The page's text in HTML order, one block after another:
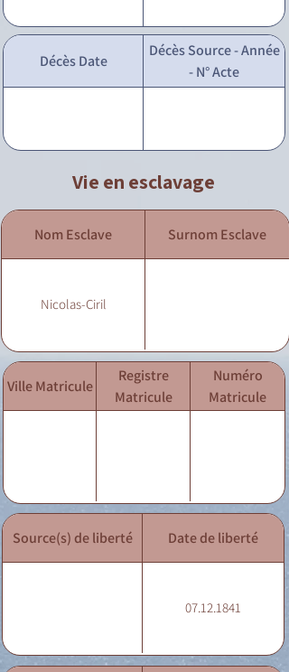
Décès Date
Décès Source - Année
- N° Acte
Vie en esclavage
Nom Esclave Surnom Esclave
Nicolas-Ciril
Ville Matricule
Registre
Matricule
Numéro
Matricule
Source(s) de liberté Date de liberté
07.12.1841